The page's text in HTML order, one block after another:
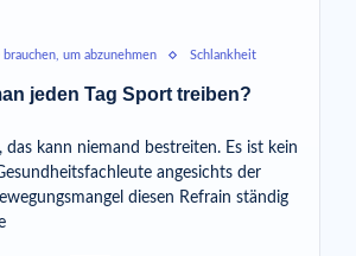
um abzunehmen Schlankheit
jeden Tag Sport treiben?
das kann niemand bestreiten. Es ist kein
angesichts der
diesen Refrain ständig